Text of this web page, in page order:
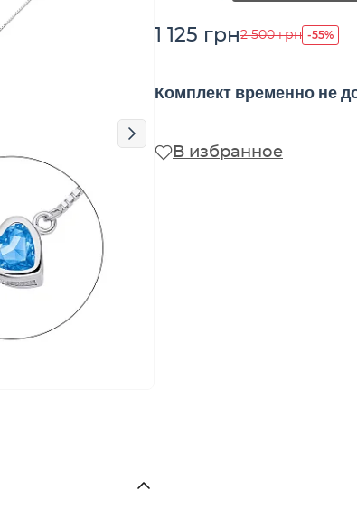
1 125 грн2 500 грн -55%
Комплект временно не
В избранное